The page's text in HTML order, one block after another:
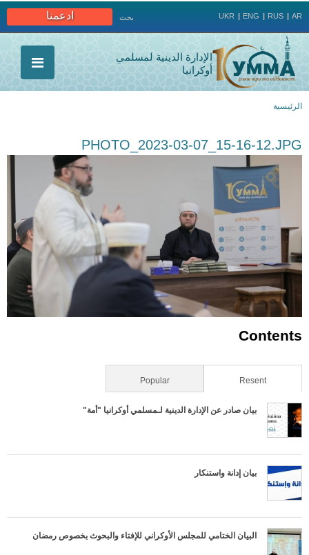
ادعمنا بحث UKR ENG RUS AR
الإدارة الدينية لمسلمي
أوكرانيا
هنا
الرئيسية
PHOTO_2023-03-07_15-16-12.JPG
Contents
Resent (علامة التبويب النشطة)Popular
بيان صادر عن الإدارة الدينية لـمسلمي أوكرانيا "أمة"
بيان إدانة واستنكار
البيان الختامي للمجلس الأوكراني للإفتاء والبحوث بخصوص رمضان